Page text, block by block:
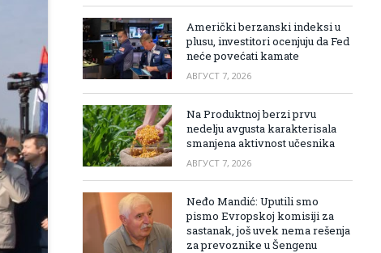
Američki berzanski indeksi u
plusu, investitori ocenjuju da Fed
neće povećati kamate
АВГУСТ 7, 2026
Na Produktnoj berzi prvu
nedelju avgusta karakterisala
smanjena aktivnost učesnika
АВГУСТ 7, 2026
Neđo Mandić: Uputili smo
pismo Evropskoj komisiji za
sastanak, još uvek nema rešenja
za prevoznike u Šengenu